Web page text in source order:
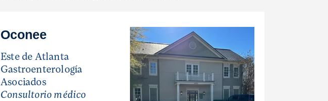
Oconee
Este de Atlanta
Gastroenterología
Asociados
Consultorio médico